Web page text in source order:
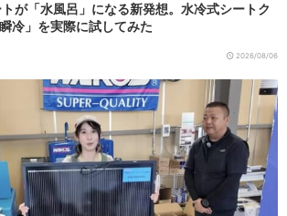
が「水風呂」になる新発想。水冷式シートク
冷」を実際に試してみた
2026/08/06